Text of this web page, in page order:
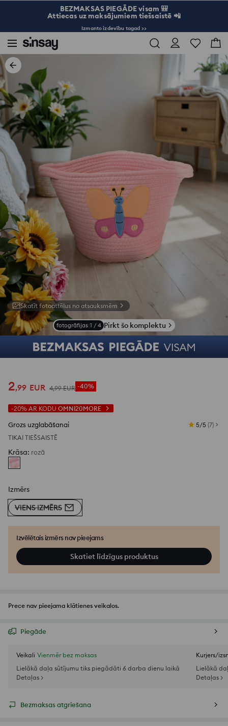
BEZMAKSAS PIEGĀDE visam 🎒
Attiecas uz maksājumiem tiešsaistē 📲
Izmanto izdevību tagad >>
Skatīt fotoattēlus no atsauksmēm
fotogrāfijas 1 / 4 Pirkt šo komplektu
2,99 EUR 4,99 EUR -40%
-20% AR KODU OMNI20MORE
Grozs uzglabāšanai 5/5 (7)
TIKAI TIEŠSAISTĒ
Krāsa: rozā
Izmērs
VIENS IZMĒRS
Izvēlētais izmērs nav pieejams
Skatiet līdzīgus produktus
Prece nav pieejama klātienes veikalos.
Piegāde
Veikali Vienmēr bez maksas
Lielākā daļa sūtījumu tiks piegādāti 6 darba dienu laikā
Detaļas >
Kurjers/
Lielākā
Detaļas >
Bezmaksas atgriešana